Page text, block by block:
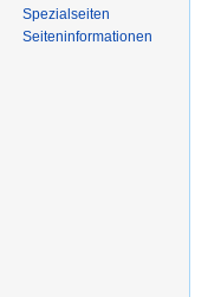
Spezialseiten
Seiten­informationen